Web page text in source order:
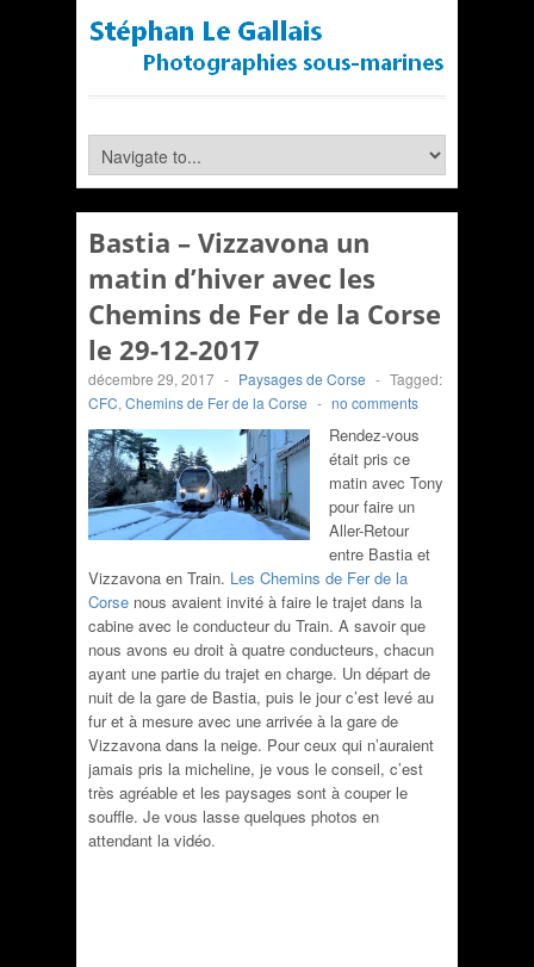
Bastia – Vizzavona un
matin d’hiver avec les
Chemins de Fer de la Corse
le 29-12-2017
décembre 29, 2017 - Paysages de Corse - Tagged:
CFC, Chemins de Fer de la Corse - no comments
Rendez-vous
était pris ce
matin avec Tony
pour faire un
Aller-Retour
entre Bastia et
Vizzavona en Train. Les Chemins de Fer de la
Corse nous avaient invité à faire le trajet dans la
cabine avec le conducteur du Train. A savoir que
nous avons eu droit à quatre conducteurs, chacun
ayant une partie du trajet en charge. Un départ de
nuit de la gare de Bastia, puis le jour c’est levé au
fur et à mesure avec une arrivée à la gare de
Vizzavona dans la neige. Pour ceux qui n’auraient
jamais pris la micheline, je vous le conseil, c’est
très agréable et les paysages sont à couper le
souffle. Je vous lasse quelques photos en
attendant la vidéo.